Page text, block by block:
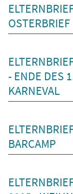
OSTERBRIEF
- ENDE DES
KARNEVAL
BARCAMP